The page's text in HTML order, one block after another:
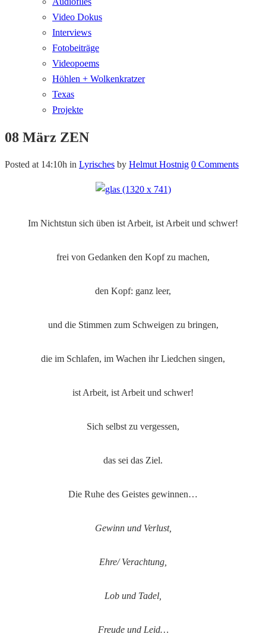
Video Dokus
Interviews
Fotobeiträge
Videopoems
Höhlen + Wolkenkratzer
Texas
Projekte
08 März ZEN
Posted at 14:10h in Lyrisches by Helmut Hostnig 0 Comments
Im Nichtstun sich üben ist Arbeit, ist Arbeit und schwer!
frei von Gedanken den Kopf zu machen,
den Kopf: ganz leer,
und die Stimmen zum Schweigen zu bringen,
die im Schlafen, im Wachen ihr Liedchen singen,
ist Arbeit, ist Arbeit und schwer!
Sich selbst zu vergessen,
das sei das Ziel.
Die Ruhe des Geistes gewinnen…
Gewinn und Verlust,
Ehre/ Verachtung,
Lob und Tadel,
Freude und Leid…